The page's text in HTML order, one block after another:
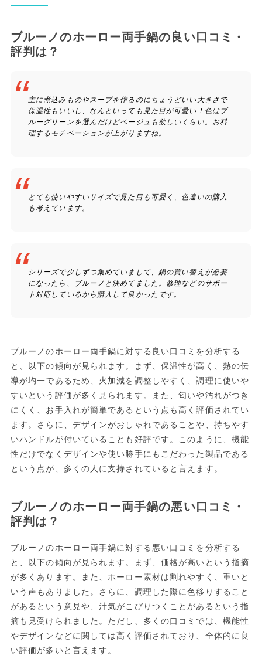
ブルーノのホーロー両手鍋の良い口コミ・
評判は？
主に煮込みものやスープを作るのにちょうどいい大きさで
保温性もいいし、なんといっても見た目が可愛い！色はブ
ルーグリーンを選んだけどベージュも欲しいくらい。お料
理するモチベーションが上がりますね。
とても使いやすいサイズで見た目も可愛く、色違いの購入
も考えています。
シリーズで少しずつ集めていまして、鍋の買い替えが必要
になったら、ブルーノと決めてました。修理などのサポー
ト対応しているから購入して良かったです。
ブルーノのホーロー両手鍋に対する良い口コミを分析する
と、以下の傾向が見られます。まず、保温性が高く、熱の伝
導が均一であるため、火加減を調整しやすく、調理に使いや
すいという評価が多く見られます。また、匂いや汚れがつき
にくく、お手入れが簡単であるという点も高く評価されてい
ます。さらに、デザインがおしゃれであることや、持ちやす
いハンドルが付いていることも好評です。このように、機能
性だけでなくデザインや使い勝手にもこだわった製品である
という点が、多くの人に支持されていると言えます。
ブルーノのホーロー両手鍋の悪い口コミ・
評判は？
ブルーノのホーロー両手鍋に対する悪い口コミを分析する
と、以下の傾向が見られます。まず、価格が高いという指摘
が多くあります。また、ホーロー素材は割れやすく、重いと
いう声もありました。さらに、調理した際に色移りすること
があるという意見や、汁気がこびりつくことがあるという指
摘も見受けられました。ただし、多くの口コミでは、機能性
やデザインなどに関しては高く評価されており、全体的に良
い評価が多いと言えます。